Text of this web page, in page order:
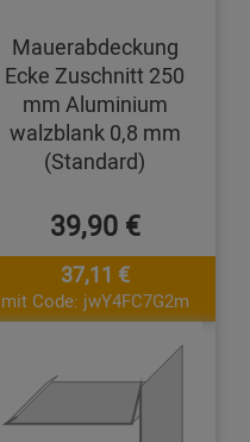
Mauerabdeckung
Ecke Zuschnitt 250
mm Aluminium
walzblank 0,8 mm
(Standard)
39,90 €
37,11 €
mit Code: jwY4FC7G2m